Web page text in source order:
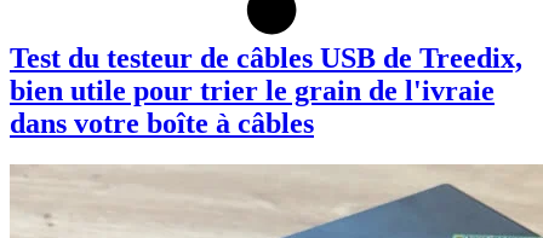
Test du testeur de câbles USB de Treedix,
bien utile pour trier le grain de l'ivraie
dans votre boîte à câbles